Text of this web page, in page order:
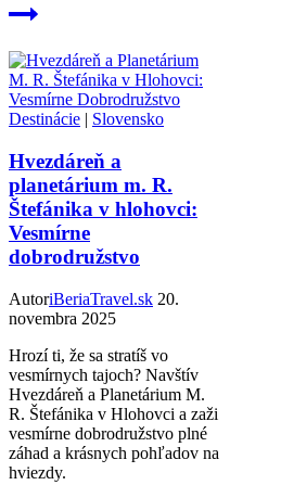
Destinácie | Slovensko
Hvezdáreň a
planetárium m. R.
Štefánika v hlohovci:
Vesmírne
dobrodružstvo
AutoriBeriaTravel.sk 20.
novembra 2025
Hrozí ti, že sa stratíš vo
vesmírnych tajoch? Navštív
Hvezdáreň a Planetárium M.
R. Štefánika v Hlohovci a zaži
vesmírne dobrodružstvo plné
záhad a krásnych pohľadov na
hviezdy.